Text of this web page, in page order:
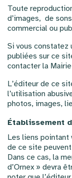
Toute
d’images, de
commercial ou
Si vous constatez
publiées sur ce
contacter la
L’éditeur de ce
l’utilisation
photos, images,
Établissement
Les liens pointant
de ce site
Dans ce cas, la
d’Ornex » devra